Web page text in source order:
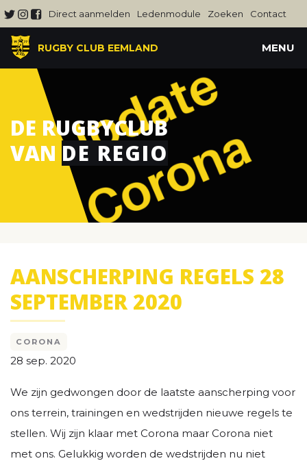
Direct aanmelden Ledenmodule Zoeken Contact
RUGBY CLUB EEMLAND MENU
DE RUGBYCLUB
VAN DE REGIO
AANSCHERPING REGELS 28
SEPTEMBER 2020
CORONA
28 sep. 2020
We zijn gedwongen door de laatste aanscherping voor
ons terrein, trainingen en wedstrijden nieuwe regels te
stellen. Wij zijn klaar met Corona maar Corona niet
met ons. Gelukkig worden de wedstrijden nu niet